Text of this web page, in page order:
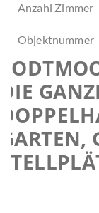
Anzahl Zimmer
Objektnummer
DIE
GARTEN,